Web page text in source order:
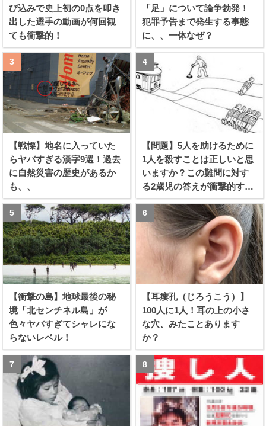
び込みで史上初の0点を叩き
出した選手の動画が何回観
ても衝撃的！
「足」について論争勃発！
犯罪予告まで発生する事態
に、、一体なぜ？
【戦慄】地名に入っていた
らヤバすぎる漢字9選！過去
に自然災害の歴史があるか
も、、
【問題】5人を助けるために
1人を殺すことは正しいと思
いますか？この難問に対す
る2歳児の答えが衝撃的すぎ
る！！
【衝撃の島】地球最後の秘
境「北センチネル島」が
色々ヤバすぎてシャレにな
らないレベル！
【耳瘻孔（じろうこう）】
100人に1人！耳の上の小さ
な穴、みたことあります
か？